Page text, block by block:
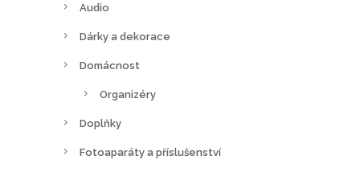
Audio
Dárky a dekorace
Domácnost
Organizéry
Doplňky
Fotoaparáty a příslušenství